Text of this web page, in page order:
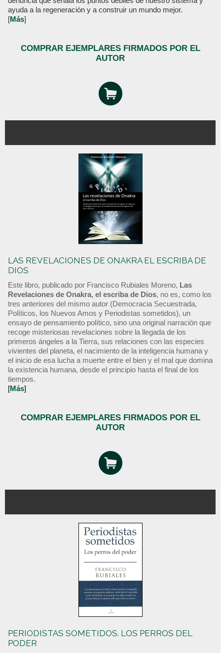
ayuda a la regeneración y a construir un mundo mejor.
[Más]
COMPRAR EJEMPLARES FIRMADOS POR EL
AUTOR
LAS REVELACIONES DE ONAKRA EL ESCRIBA DE
DIOS
Este libro, publicado por Francisco Rubiales Moreno, Las
Revelaciones de Onakra, el escriba de Dios, no es, como los
tres anteriores del mismo autor (Democracia Secuestrada,
Políticos, los Nuevos Amos y Periodistas sometidos), un
ensayo de pensamiento político, sino una original narración que
recoge misteriosas revelaciones sobre la llegada de los
primeros ángeles a la Tierra, sus relaciones con las especies
vivientes del planeta, el nacimiento de la inteligencia humana y
el inicio de esa lucha a muerte entre el bien y el mal que domina
la existencia humana, desde el principio hasta el final de los
tiempos.
[Más]
COMPRAR EJEMPLARES FIRMADOS POR EL
AUTOR
PERIODISTAS SOMETIDOS. LOS PERROS DEL
PODER